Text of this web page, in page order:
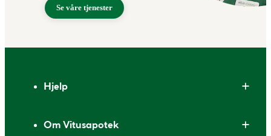
Se våre tjenester
Hjelp
Om Vitusapotek